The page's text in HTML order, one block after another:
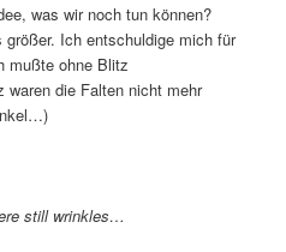
was wir noch tun können?
Ich entschuldige mich für
mußte ohne Blitz
waren die Falten nicht mehr
still wrinkles…